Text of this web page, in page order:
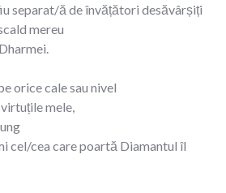
separat/ă de învățători desăvârșiți
mereu
orice cale sau nivel
mele,
cel/cea care poartă Diamantul îl